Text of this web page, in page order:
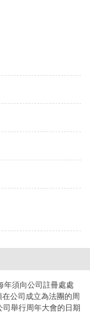
年須向公司註冊處處
公司成立為法團的周
舉行周年大會的日期